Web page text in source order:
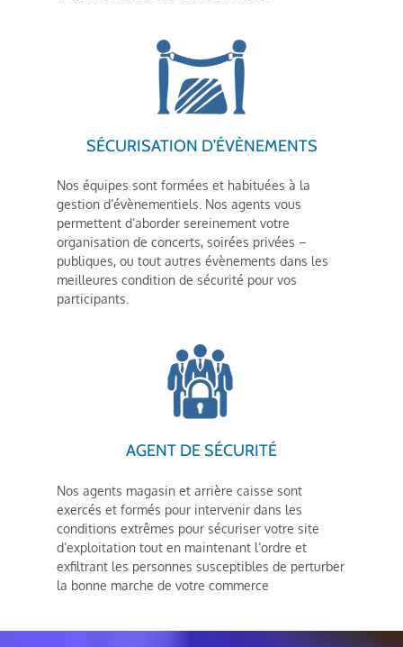
SÉCURISATION D’ÉVÈNEMENTS
Nos équipes sont formées et habituées à la
gestion d’évènementiels. Nos agents vous
permettent d’aborder sereinement votre
organisation de concerts, soirées privées –
publiques, ou tout autres évènements dans les
meilleures condition de sécurité pour vos
participants.
AGENT DE SÉCURITÉ
Nos agents magasin et arrière caisse sont
exercés et formés pour intervenir dans les
conditions extrêmes pour sécuriser votre site
d’exploitation tout en maintenant l’ordre et
exfiltrant les personnes susceptibles de perturber
la bonne marche de votre commerce